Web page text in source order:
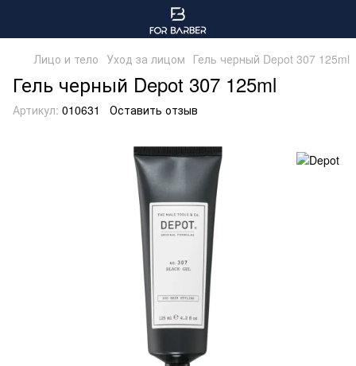
Лицо и тело Уход за лицом Гель черный Depot 307 125ml
Гель черный Depot 307 125ml
Артикул: 010631 Оставить отзыв